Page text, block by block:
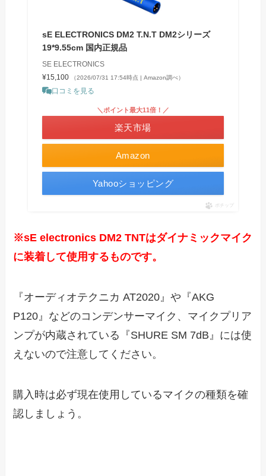
sE ELECTRONICS DM2 T.N.T DM2シリーズ
19*9.55cm 国内正規品
SE ELECTRONICS
¥15,100
（2026/07/31 17:54時点 | Amazon調べ）
口コミを見る
Amazon
＼ポイント最大11倍！／
楽天市場
Yahooショッピング
ポチップ
※sE electronics DM2 TNTはダイナミックマイク
に装着して使用するものです。
『オーディオテクニカ AT2020』や『AKG
P120』などのコンデンサーマイク、マイクプリア
ンプが内蔵されている『SHURE SM 7dB』には使
えないので注意してください。
購入時は必ず現在使用しているマイクの種類を確
認しましょう。